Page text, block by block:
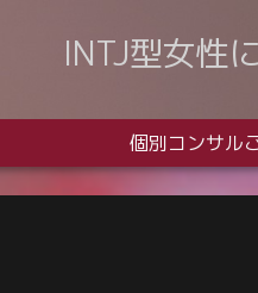
INTJ型女性
個別コンサル